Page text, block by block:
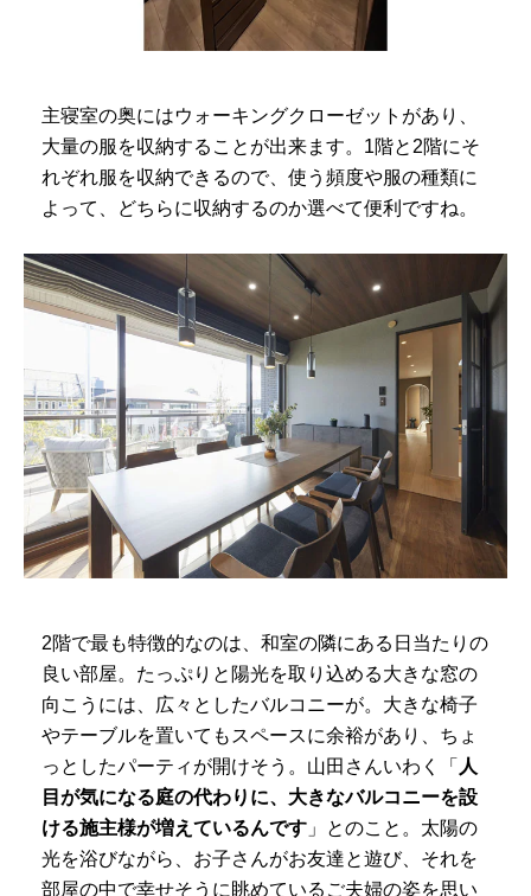
主寝室の奥にはウォーキングクローゼットがあり、
大量の服を収納することが出来ます。1階と2階にそ
れぞれ服を収納できるので、使う頻度や服の種類に
よって、どちらに収納するのか選べて便利ですね。
2階で最も特徴的なのは、和室の隣にある日当たりの
良い部屋。たっぷりと陽光を取り込める大きな窓の
向こうには、広々としたバルコニーが。大きな椅子
やテーブルを置いてもスペースに余裕があり、ちょ
っとしたパーティが開けそう。山田さんいわく「 人
目が気になる庭の代わりに、大きなバルコニーを設
ける施主様が増えているんです 」とのこと。太陽の
光を浴びながら、お子さんがお友達と遊び、それを
部屋の中で幸せそうに眺めているご夫婦の姿を思い